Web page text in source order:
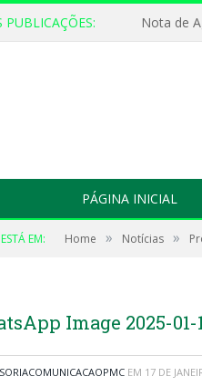
Nota de
PÁGINA INICIAL
EM: Home » Notícias »
Image 2025-01-
EM 17 DE